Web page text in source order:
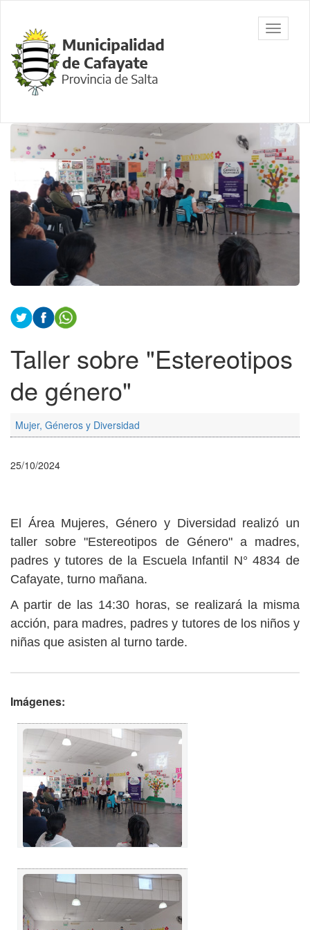
contenido
principal
Municipalidad
de Cafayate,
Salta
barra
Contenido
principal
Taller sobre "Estereotipos
de género"
Mujer, Géneros y Diversidad
25/10/2024
El Área Mujeres, Género y Diversidad realizó un
taller sobre "Estereotipos de Género" a madres,
padres y tutores de la Escuela Infantil N° 4834 de
Cafayate, turno mañana.
A partir de las 14:30 horas, se realizará la misma
acción, para madres, padres y tutores de los niños y
niñas que asisten al turno tarde.
Imágenes: